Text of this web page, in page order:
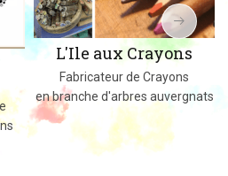
L'Ile aux Crayons
Fabricateur de Crayons
en branche d'arbres auvergnats